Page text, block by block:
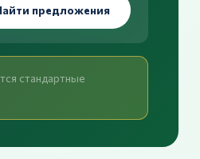
предложения
стандартные